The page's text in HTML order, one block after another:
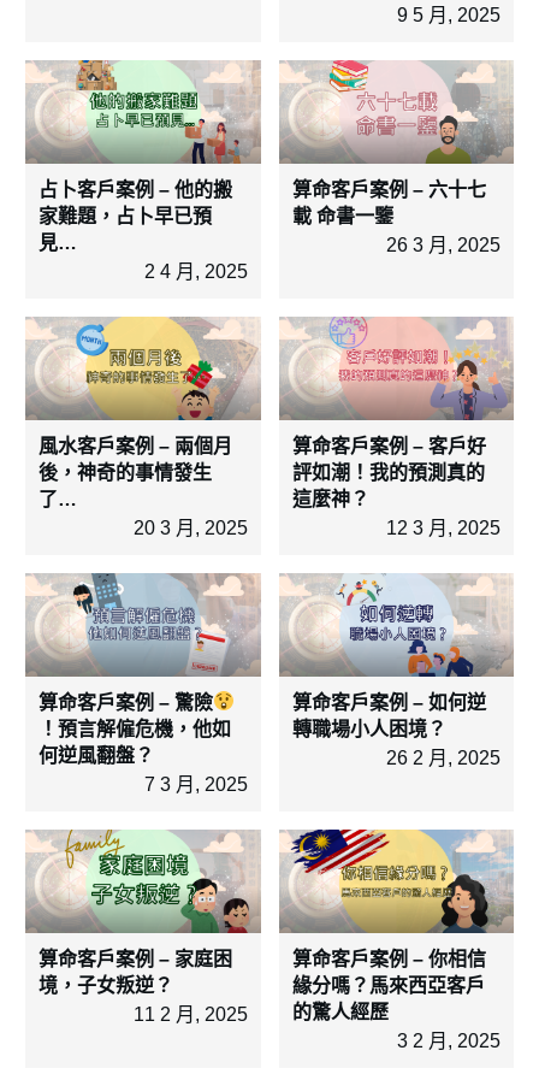
9 5 月, 2025
占卜客戶案例 – 他的搬
家難題，占卜早已預
見…
2 4 月, 2025
算命客戶案例 – 六十七
載 命書一鑒
26 3 月, 2025
風水客戶案例 – 兩個月
後，神奇的事情發生
了…
20 3 月, 2025
算命客戶案例 – 客戶好
評如潮！我的預測真的
這麼神？
12 3 月, 2025
算命客戶案例 – 驚險
！預言解僱危機，他如
何逆風翻盤？
7 3 月, 2025
算命客戶案例 – 如何逆
轉職場小人困境？
26 2 月, 2025
算命客戶案例 – 家庭困
境，子女叛逆？
11 2 月, 2025
算命客戶案例 – 你相信
緣分嗎？馬來西亞客戶
的驚人經歷
3 2 月, 2025